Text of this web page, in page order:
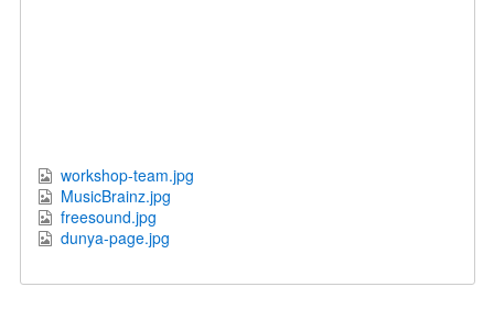
workshop-team.jpg
MusicBrainz.jpg
freesound.jpg
dunya-page.jpg